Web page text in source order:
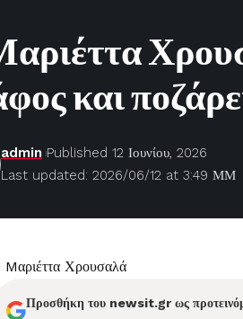
και
Last updated: 2026/06/12 at 3:49 ΜΜ
admin Published 12 Ιουνίου, 2026
Mαριέττα Χρουσαλά
Προσθήκη του newsit.gr ως